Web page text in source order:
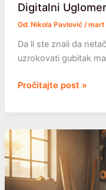
Digitalni
Od: Nikola Pavlović /mart
Da li ste znali da
uzrokovati gubitak
Digitalni
–
Šta
Je,
Cena
Gde
Pročitajte post »